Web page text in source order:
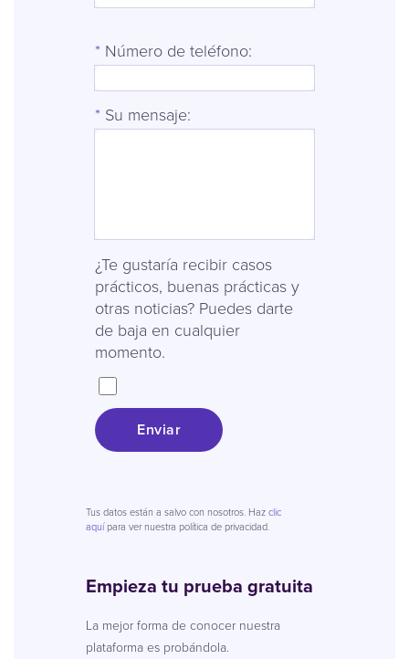
* Número de teléfono:
* Su mensaje:
¿Te gustaría recibir casos
prácticos, buenas prácticas y
otras noticias? Puedes darte
de baja en cualquier
momento.
Enviar
Tus datos están a salvo con nosotros. Hazclic
aquípara ver nuestra política de privacidad.
Empieza tu prueba gratuita
La mejor forma de conocer nuestra
plataforma es probándola.